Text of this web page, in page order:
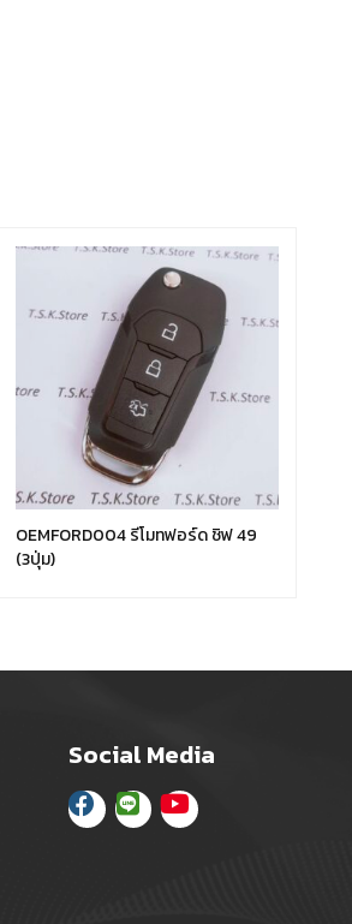
OEMFORD004 รีโมทฟอร์ด ชิฟ 49
(3ปุ่ม)
Social Media